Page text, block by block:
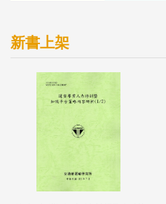
新書上架